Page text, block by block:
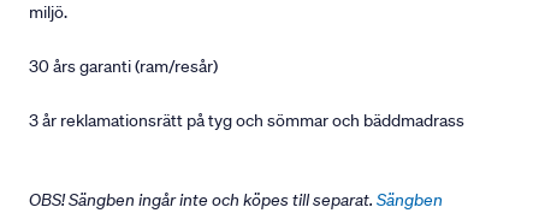
miljö.
30 års garanti (ram/resår)
3 år reklamationsrätt på tyg och sömmar och bäddmadrass
OBS! Sängben ingår inte och köpes till separat. Sängben